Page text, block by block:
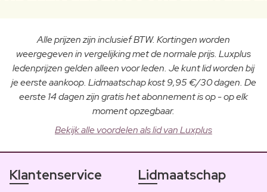
Alle prijzen zijn inclusief BTW. Kortingen worden
weergegeven in vergelijking met de normale prijs. Luxplus
ledenprijzen gelden alleen voor leden. Je kunt lid worden bij
je eerste aankoop. Lidmaatschap kost 9,95 €/30 dagen. De
eerste 14 dagen zijn gratis het abonnement is op - op elk
moment opzegbaar.
Bekijk alle voordelen als lid van Luxplus
Klantenservice Lidmaatschap